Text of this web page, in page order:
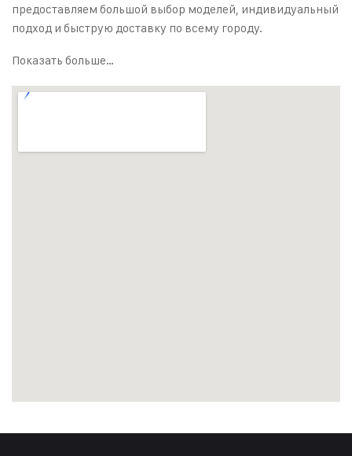
предоставляем большой выбор моделей, индивидуальный
подход и быструю доставку по всему городу.
Показать больше…